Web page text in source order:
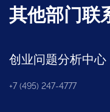
其他部门联
创业问题分析中心
+7 (495) 247-4777